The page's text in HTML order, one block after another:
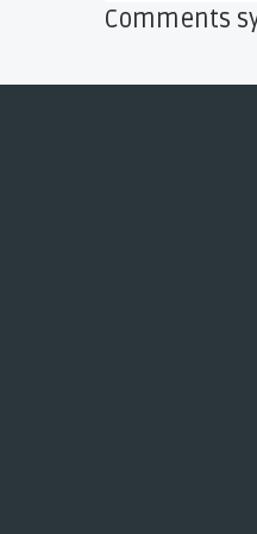
Comments